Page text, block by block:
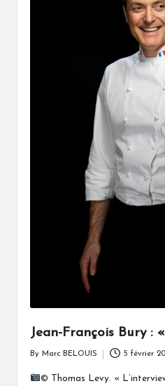
Jean-François Bury :
by
By Marc BELOUIS 5 février
© Thomas Levy. «